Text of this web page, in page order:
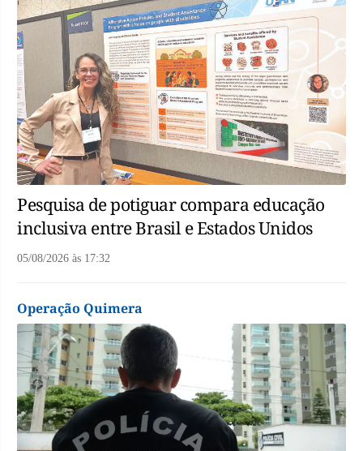
Pesquisa de potiguar compara educação
inclusiva entre Brasil e Estados Unidos
05/08/2026 às 17:32
Operação Quimera